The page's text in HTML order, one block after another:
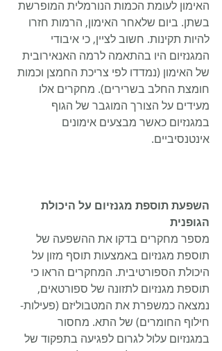
האימון לעומת הכמות הנורמלית המופרשת
בשתן. ביום שלאחר האימון, הרמות חזרו
להיות תקינות. חשוב לציין, כי איבודי
המגנזיום היו בהתאמה לרמה האנאירובית
של האימון (נמדדו לפי צריכת החמצן וכמות
חומצת החלב בשרירים). מחקרים אלו
מעידים על הצורך המוגבר של הגוף
במגנזיום כאשר מבצעים אימונים
אינטנסיביים.
השפעת תוספת מגנזיום על היכולת
הגופנית
מספר מחקרים בדקו את ההשפעה של
תוספת מגנזיום באמצעות תוסף מזון על
היכולת הספורטיבית. המחקרים הראו כי
תוספת מגנזיום לתזונה של ספורטאים,
נמצאה כמשפרת את המטבוליזם (פעילות-
חילוף החומרים) של התא. מחסור
במגנזיום עלול לגרום לפגיעה בתפקוד של